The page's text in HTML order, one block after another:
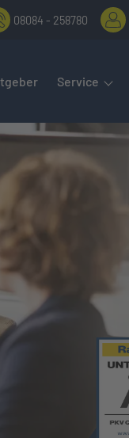
08084 - 258780
öffnet man
Service